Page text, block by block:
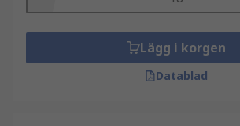
Lägg i korgen
Datablad